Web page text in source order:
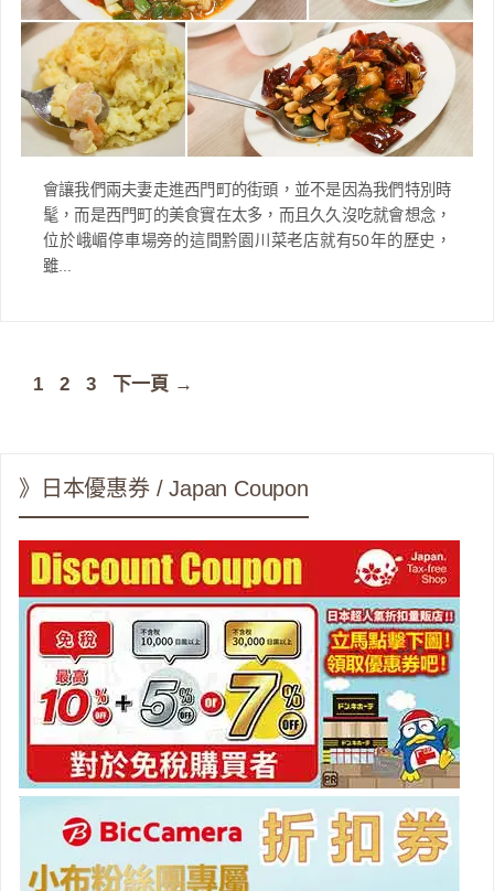
會讓我們兩夫妻走進西門町的街頭，並不是因為我們特別時
髦，而是西門町的美食實在太多，而且久久沒吃就會想念，
位於峨嵋停車場旁的這間黔園川菜老店就有50年的歷史，
雖...
頁
1
頁
2
頁
3 下一頁 →
》日本優惠券 / Japan Coupon